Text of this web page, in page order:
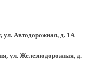
ул. Автодорожная, д. 1А
ул. Железнодорожная, д.